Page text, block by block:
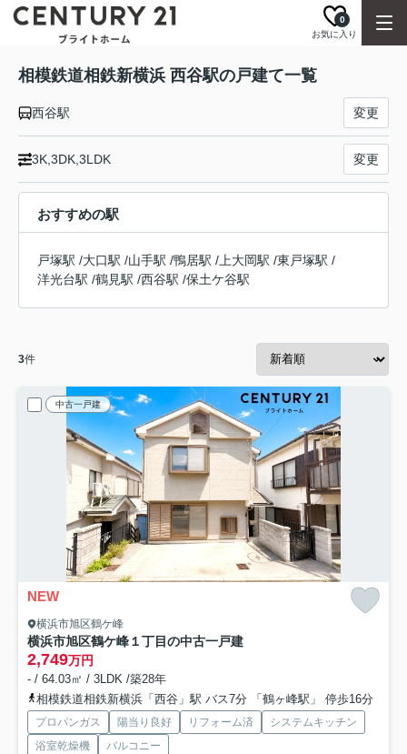
お気に入り
0
相模鉄道相鉄新横浜 西谷駅の戸建て一覧
西谷駅 変更
3K,3DK,3LDK 変更
おすすめの駅
戸塚駅 /大口駅 /山手駅 /鴨居駅 / 上大岡駅 /東戸塚駅 /
洋光台駅 /鶴見駅 /西谷駅 /保土ケ谷駅
3件
中古一戸建
NEW
横浜市旭区鶴ケ峰
横浜市旭区鶴ケ峰１丁目の中古一戸建
2,749万円
- / 64.03㎡ / 3LDK /築28年
相模鉄道相鉄新横浜「西谷」駅 バス7分 「鶴ヶ峰駅」 停歩16分
プロパンガス 陽当り良好 リフォーム済
システムキッチン
浴室乾燥機
バルコニー